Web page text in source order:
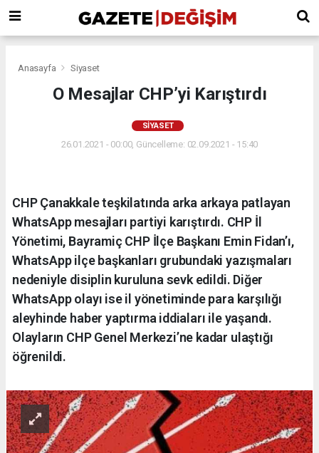
Anasayfa Siyaset
O Mesajlar CHP’yi Karıştırdı
SIYASET
26.01.2021 - 00:00, Güncelleme: 02.09.2021 - 15:40
CHP Çanakkale teşkilatında arka arkaya patlayan
WhatsApp mesajları partiyi karıştırdı. CHP İl
Yönetimi, Bayramiç CHP İlçe Başkanı Emin Fidan’ı,
WhatsApp ilçe başkanları grubundaki yazışmaları
nedeniyle disiplin kuruluna sevk edildi. Diğer
WhatsApp olayı ise il yönetiminde para karşılığı
aleyhinde haber yaptırma iddiaları ile yaşandı.
Olayların CHP Genel Merkezi’ne kadar ulaştığı
öğrenildi.